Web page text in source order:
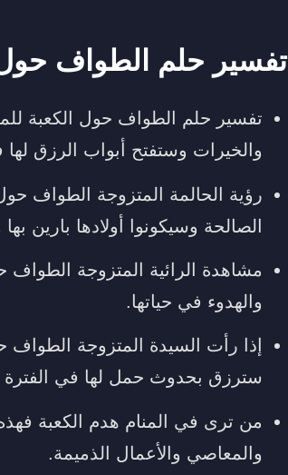
تفسير حلم الطواف حول
تفسير حلم الطواف حول الكعبة
والخيرات وستفتح أبواب الرزق
رؤية الحالمة المتزوجة الطواف
الصالحة وسيكونوا أولادها بارين
مشاهدة الرائية المتزوجة
والهدوء في حياتها.
إذا رأت السيدة المتزوجة
سترزق بحدوث حمل لها في الفترة
من ترى في المنام هدم الكعبة
والمعاصي والأعمال الذميمة.